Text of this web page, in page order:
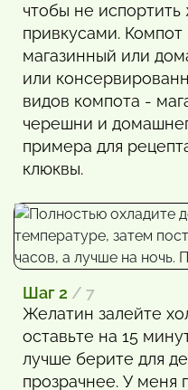
чтобы не
привкусами.
магазинный или
или
видов компота -
черешни и
примера для
клюквы.
Шаг 2 / 7
Желатин залейте
оставьте на 15
лучше берите для
прозрачнее. У меня